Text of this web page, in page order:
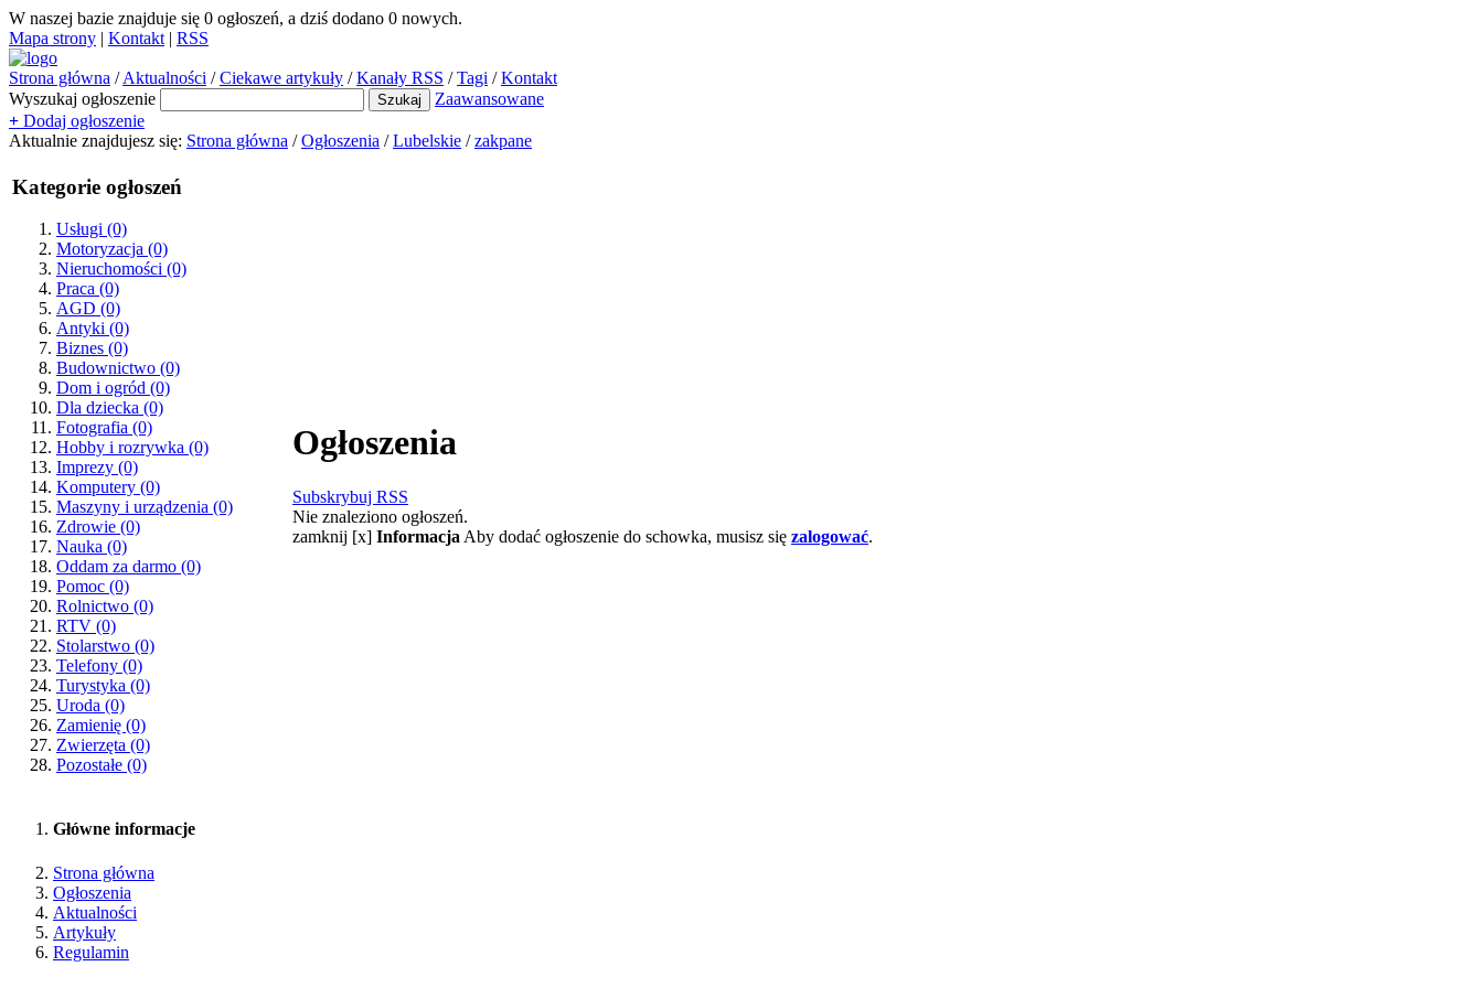
W naszej bazie znajduje się 0 ogłoszeń, a dziś dodano 0 nowych.
Mapa strony | Kontakt | RSS
Strona główna / Aktualności / Ciekawe artykuły / Kanały RSS / Tagi / Kontakt
Wyszukaj ogłoszenie
Zaawansowane
+ Dodaj ogłoszenie
Aktualnie znajdujesz się: Strona główna / Ogłoszenia / Lubelskie / zakpane
Kategorie ogłoszeń
Usługi (0)
Motoryzacja (0)
Nieruchomości (0)
Praca (0)
AGD (0)
Antyki (0)
Biznes (0)
Budownictwo (0)
Dom i ogród (0)
Dla dziecka (0)
Fotografia (0)
Hobby i rozrywka (0)
Imprezy (0)
Komputery (0)
Maszyny i urządzenia (0)
Zdrowie (0)
Nauka (0)
Oddam za darmo (0)
Pomoc (0)
Rolnictwo (0)
RTV (0)
Stolarstwo (0)
Telefony (0)
Turystyka (0)
Uroda (0)
Zamienię (0)
Zwierzęta (0)
Pozostałe (0)
Ogłoszenia
Subskrybuj RSS
Nie znaleziono ogłoszeń.
zamknij [x] Informacja Aby dodać ogłoszenie do schowka, musisz się zalogować.
Główne informacje
Strona główna
Ogłoszenia
Aktualności
Artykuły
Regulamin